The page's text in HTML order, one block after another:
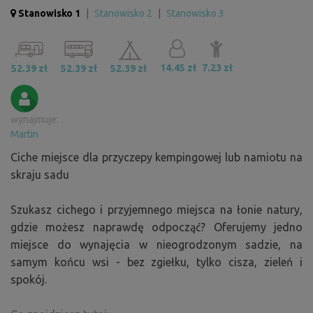
Stanowisko 1 Stanowisko 2 Stanowisko 3
52.39 zł 52.39 zł 52.39 zł 14.45 zł 7.23 zł
wynajmuje:
Martin
Ciche miejsce dla przyczepy kempingowej lub namiotu na
skraju sadu
Szukasz cichego i przyjemnego miejsca na łonie natury,
gdzie możesz naprawdę odpocząć? Oferujemy jedno
miejsce do wynajęcia w nieogrodzonym sadzie, na
samym końcu wsi - bez zgiełku, tylko cisza, zieleń i
spokój.